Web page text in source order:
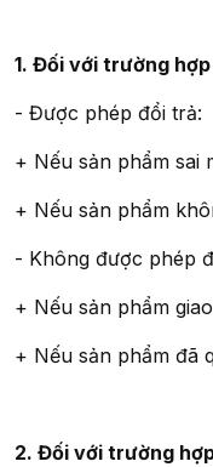
1. Đối với trường
- Được phép đổi trả:
+ Nếu sản phẩm sai
+ Nếu sản phẩm
- Không được phép
+ Nếu sản phẩm
+ Nếu sản phẩm đã
2. Đối với trường